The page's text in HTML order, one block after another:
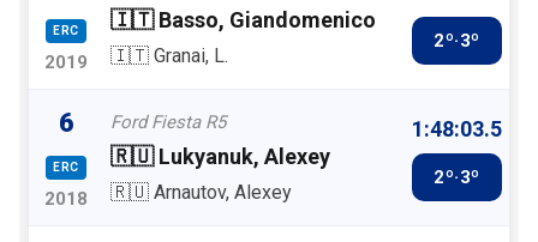
ERC
2019
🇮🇹 Basso, Giandomenico
🇮🇹 Granai, L.
2º·3º
6
ERC
2018
Ford Fiesta R5
🇷🇺 Lukyanuk, Alexey
🇷🇺 Arnautov, Alexey
1:48:03.5
2º·3º